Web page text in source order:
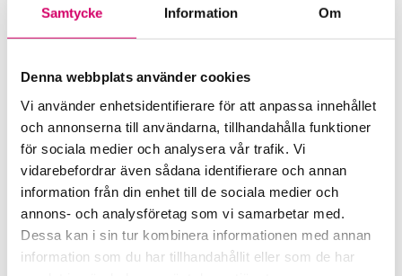
Samtycke Information Om
Denna webbplats använder cookies
Vi använder enhetsidentifierare för att anpassa innehållet
och annonserna till användarna, tillhandahålla funktioner
för sociala medier och analysera vår trafik. Vi
vidarebefordrar även sådana identifierare och annan
information från din enhet till de sociala medier och
annons- och analysföretag som vi samarbetar med.
Dessa kan i sin tur kombinera informationen med annan
information som du har tillhandahållit eller som de har
Förkortningsordlista
Lönepodden
Rådgivning i redovisningsbranschen
Srf Uttalanden och vägledningar
Viktiga dagar till din kalender